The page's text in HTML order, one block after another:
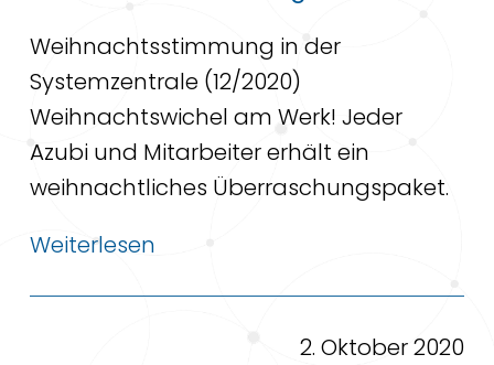
Weihnachtsstimmung in der
Systemzentrale (12/2020)
Weihnachtswichel am Werk! Jeder
Azubi und Mitarbeiter erhält ein
weihnachtliches Überraschungspaket.
Weiterlesen
2. Oktober 2020